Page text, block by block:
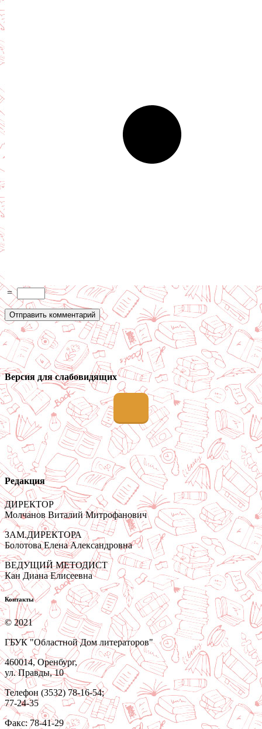
=
Версия для слабовидящих
Редакция
ДИРЕКТОР
Молчанов Виталий Митрофанович
ЗАМ.ДИРЕКТОРА
Болотова Елена Александровна
ВЕДУЩИЙ МЕТОДИСТ
Кан Диана Елисеевна
Контакты
© 2021
ГБУК "Областной Дом литераторов"
460014, Оренбург,
ул. Правды, 10
Телефон (3532) 78-16-54;
77-24-35
Факс: 78-41-29